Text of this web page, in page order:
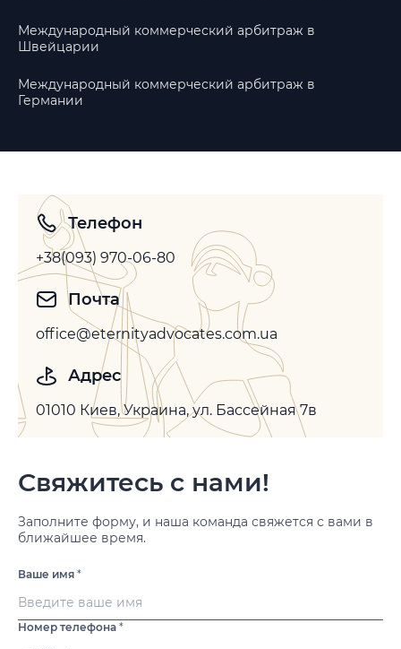
Международный коммерческий арбитраж в
Швейцарии
Международный коммерческий арбитраж в
Германии
Телефон
+38(093) 970-06-80
Почта
office@eternityadvocates.com.ua
Адрес
01010 Киев, Украина, ул. Бассейная 7в
Свяжитесь с нами!
Заполните форму, и наша команда свяжется с вами в
ближайшее время.
Ваше имя *
Номер телефона *